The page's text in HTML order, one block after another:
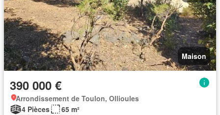
Maison
390 000 €
Arrondissement de Toulon, Ollioules
4 Pièces
65 m²